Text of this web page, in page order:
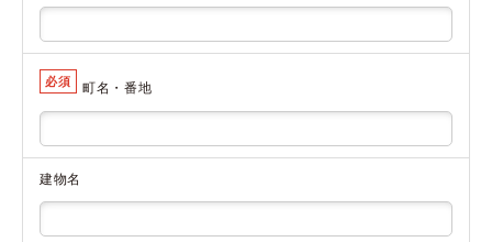
必須 町名・番地
建物名